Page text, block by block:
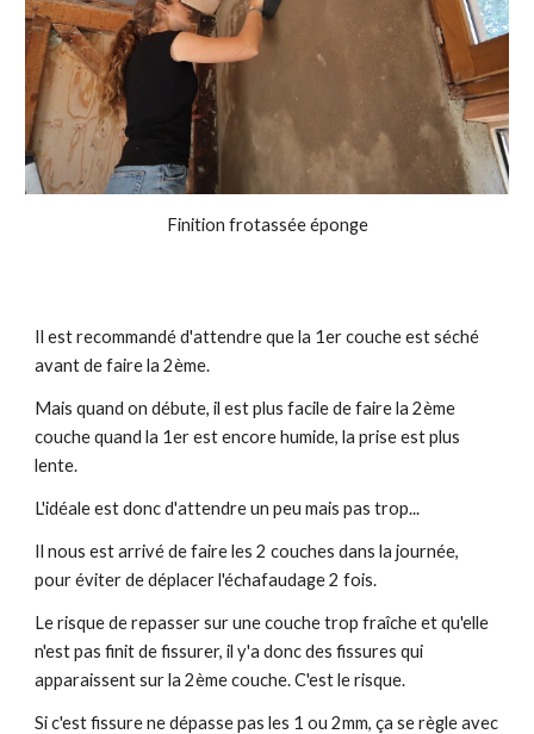
Finition frotassée éponge
Il est recommandé d'attendre que la 1er couche est séché
avant de faire la 2ème.
Mais quand on débute, il est plus facile de faire la 2ème
couche quand la 1er est encore humide, la prise est plus
lente.
L'idéale est donc d'attendre un peu mais pas trop...
Il nous est arrivé de faire les 2 couches dans la journée,
pour éviter de déplacer l'échafaudage 2 fois.
Le risque de repasser sur une couche trop fraîche et qu'elle
n'est pas finit de fissurer, il y'a donc des fissures qui
apparaissent sur la 2ème couche. C'est le risque.
Si c'est fissure ne dépasse pas les 1 ou 2mm, ça se règle avec